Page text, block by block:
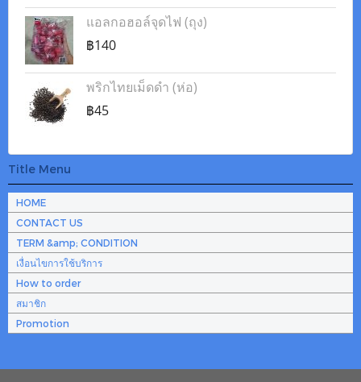
แอลกอฮอล์จุดไฟ (ถุง)
฿140
พริกไทยเม็ดดำ (ห่อ)
฿45
Title Menu
HOME
CONTACT US
TERM &amp; CONDITION
เงื่อนไขการใช้บริการ
How to order
สมาชิก
Promotion